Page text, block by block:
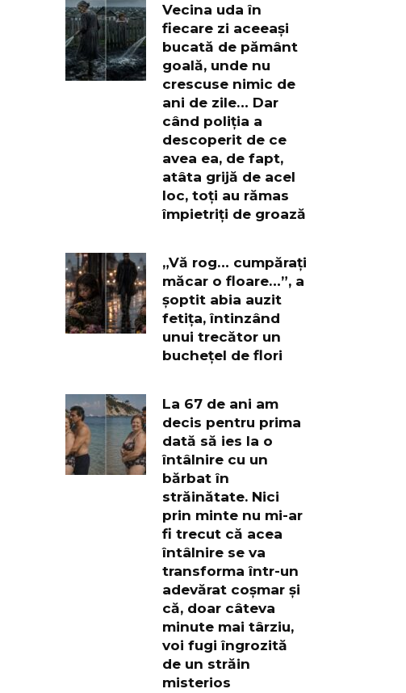
Vecina uda în
fiecare zi aceeași
bucată de pământ
goală, unde nu
crescuse nimic de
ani de zile… Dar
când poliția a
descoperit de ce
avea ea, de fapt,
atâta grijă de acel
loc, toți au rămas
împietriți de groază
„Vă rog… cumpărați
măcar o floare…”, a
șoptit abia auzit
fetița, întinzând
unui trecător un
buchețel de flori
La 67 de ani am
decis pentru prima
dată să ies la o
întâlnire cu un
bărbat în
străinătate. Nici
prin minte nu mi-ar
fi trecut că acea
întâlnire se va
transforma într-un
adevărat coșmar și
că, doar câteva
minute mai târziu,
voi fugi îngrozită
de un străin
misterios